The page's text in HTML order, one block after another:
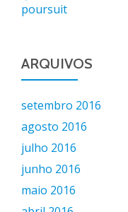
poursuit
ARQUIVOS
setembro 2016
agosto 2016
julho 2016
junho 2016
maio 2016